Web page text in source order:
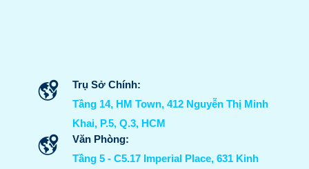
Trụ Sở Chính:
Tầng 14, HM Town, 412 Nguyễn Thị Minh
Khai, P.5, Q.3, HCM
Văn Phòng:
Tầng 5 - C5.17 Imperial Place, 631 Kinh